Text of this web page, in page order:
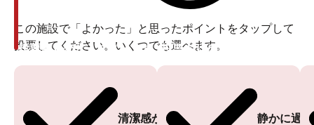
この施設で「よかった」と思ったポイントをタップして
投票してください。いくつでも選べます。
清潔感がある
投票ありがとうございます
静かに過
投票ありがとうございます